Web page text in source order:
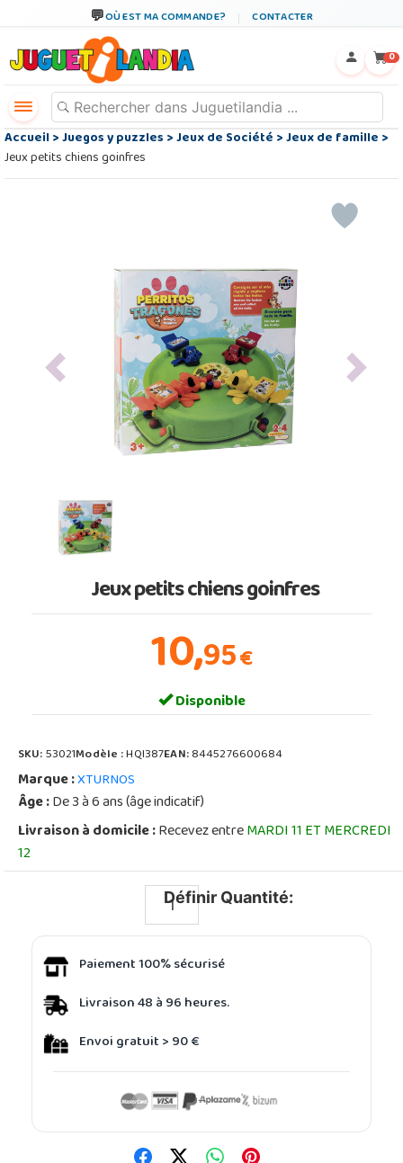
OÙ EST MA COMMANDE? CONTACTER
0
Accueil>Juegos y puzzles>Jeux de Société>Jeux de famille>
Jeux petits chiens goinfres
Previous Next
Jeux petits chiens goinfres
10,95€
Disponible
SKU:53021Modèle :HQI387EAN:8445276600684
Marque :XTURNOS
Âge :De 3 à 6 ans (âge indicatif)
Livraison à domicile :Recevez entreMARDI 11 ET MERCREDI
12
Définir Quantité:
Paiement 100% sécurisé
Livraison 48 à 96 heures.
Envoi gratuit > 90 €